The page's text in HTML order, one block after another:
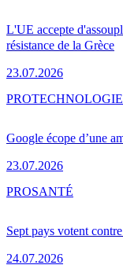
L'UE accepte
résistance de la Grèce
23.07.2026
Google écope d’une
23.07.2026
PRO
Sept pays votent
24.07.2026
PROSANTÉ